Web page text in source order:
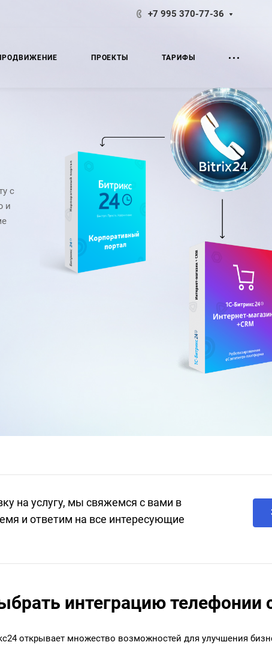
+7 995 370-77-36
ПРОЕКТЫ ТАРИФЫ
с
и
на услугу, мы свяжемся с вами в
и ответим на все интересующие
интеграцию телефонии
открывает множество возможностей для улучшения